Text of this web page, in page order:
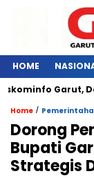
HOME
Garut,
Home /
Dorong
Bupati
Strategis